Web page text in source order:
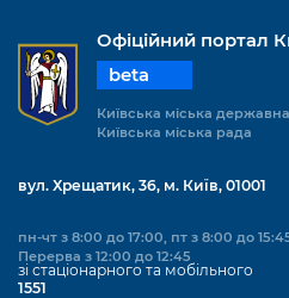
Офіційний портал
beta
Київська міська державна
Київська міська рада
вул. Хрещатик, 36, м. Київ, 01001
пн-чт з 8:00 до 17:00, пт з 8:00 до
Перерва з 12:00 до 12:45
зі стаціонарного та мобільного
1551